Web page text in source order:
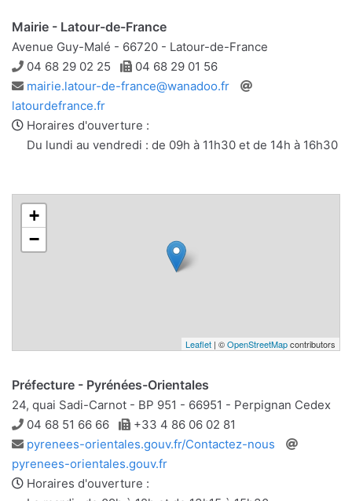
Mairie - Latour-de-France
Avenue Guy-Malé - 66720 - Latour-de-France
Téléphone
04 68 29 02 25 Télécopie
04 68 29 01 56
Adresse
e-
mail
mairie.latour-de-france@wanadoo.fr
latourdefrance.fr
Horaires d'ouverture :
Du lundi au vendredi : de 09h à 11h30 et de 14h à 16h30
+
−
Leaflet | ©OpenStreetMapcontributors
Préfecture - Pyrénées-Orientales
24, quai Sadi-Carnot - BP 951 - 66951 - Perpignan Cedex
Téléphone
04 68 51 66 66 Télécopie
+33 4 86 06 02 81
Adresse
e-
mail
pyrenees-orientales.gouv.fr/Contactez-nous
pyrenees-orientales.gouv.fr
Horaires d'ouverture :